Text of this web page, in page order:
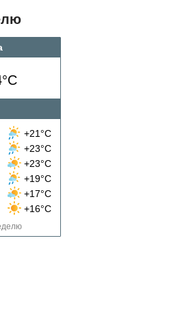
+21°C
+23°C
+23°C
+19°C
+17°C
+16°C